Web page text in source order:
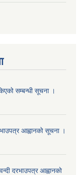
सम्बन्धी सूचना ।
आह्वानको सूचना ।
दरभाउपत्र आह्वानको